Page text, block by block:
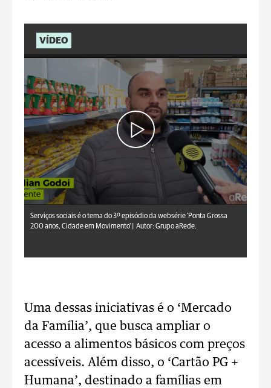
VÍDEO
Serviços sociais é o tema do 3º episódio da websérie 'Ponta Grossa
200 anos, Cidade em Movimento' |
Autor: Grupo aRede.
Uma dessas iniciativas é o ‘Mercado
da Família’, que busca ampliar o
acesso a alimentos básicos com preços
acessíveis. Além disso, o ‘Cartão PG +
Humana’, destinado a famílias em